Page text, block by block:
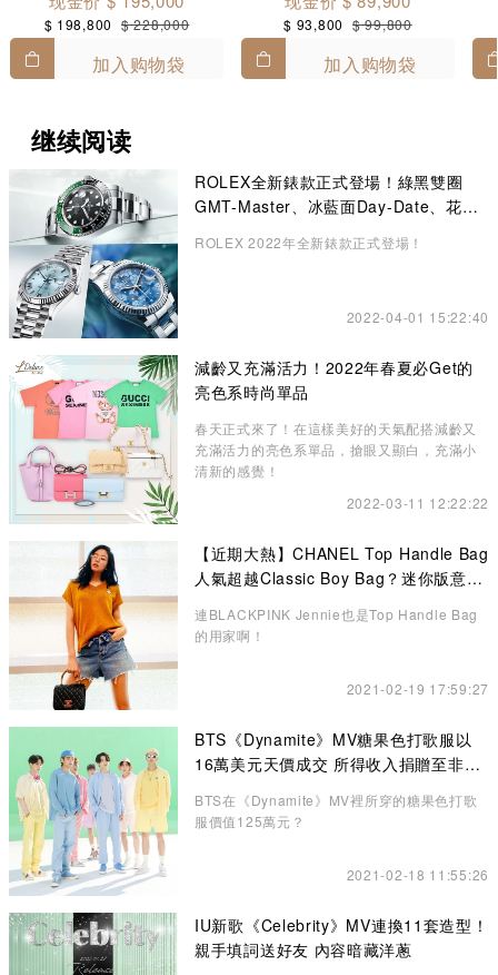
$ 198,800 $ 228,000
加入购物袋
$ 93,800 $ 99,800
加入购物袋
继续阅读
ROLEX全新錶款正式登場！綠黑雙圈
GMT-Master、冰藍面Day-Date、花卉
ROLEX 2022年全新錶款正式登場！
2022-04-01 15:22:40
減齡又充滿活力！2022年春夏必Get的
亮色系時尚單品
春天正式來了！在這樣美好的天氣配搭減齡又
充滿活力的亮色系單品，搶眼又顯白，充滿小
清新的感覺！
2022-03-11 12:22:22
【近期大熱】CHANEL Top Handle Bag
人氣超越Classic Boy Bag？迷你版意想
連BLACKPINK Jennie也是Top Handle Bag
的用家啊！
2021-02-19 17:59:27
BTS《Dynamite》MV糖果色打歌服以
16萬美元天價成交 所得收入捐贈至非牟
BTS在《Dynamite》MV裡所穿的糖果色打歌
服價值125萬元？
2021-02-18 11:55:26
IU新歌《Celebrity》MV連換11套造型！
親手填詞送好友 內容暗藏洋蔥